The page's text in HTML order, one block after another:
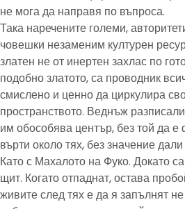
не мога да направя по въпроса.
Така наречените големи,
човешки незаменим културен
златен не от инертен захлас по
подобно златото, са проводник
смислено и ценно да циркулира
пространството. Веднъж
им обособява център, без той да е
върти около тях, без значение
Като с Махалото на Фуко. Докато
щит. Когато отпаднат, остава
живите след тях е да я запълнят